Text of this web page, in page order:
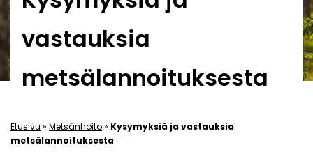
vastauksia
metsälannoituksesta
Etusivu » Metsänhoito» Kysymyksiä ja vastauksia
metsälannoituksesta